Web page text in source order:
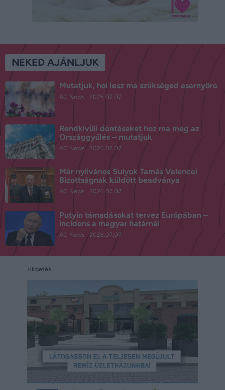
NEKED AJÁNLJUK
Mutatjuk, hol lesz ma szükséged esernyőre
AC News 2026.07.07.
Rendkívüli döntéseket hoz ma meg az
Országgyűlés – mutatjuk
AC News 2026.07.07.
Már nyilvános Sulyok Tamás Velencei
Bizottságnak küldött beadványa
AC News 2026.07.07.
Putyin támadásokat tervez Európában –
incidens a magyar határnál
AC News 2026.07.07.
Hirdetés